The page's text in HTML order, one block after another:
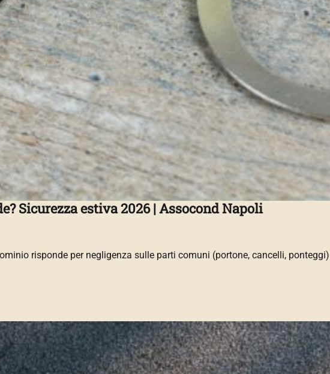
Sicurezza estiva 2026 | Assocond Napoli
risponde per negligenza sulle parti comuni (portone, cancelli,